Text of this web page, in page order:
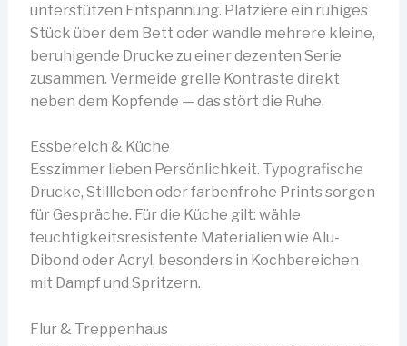
unterstützen Entspannung. Platziere ein ruhiges
Stück über dem Bett oder wandle mehrere kleine,
beruhigende Drucke zu einer dezenten Serie
zusammen. Vermeide grelle Kontraste direkt
neben dem Kopfende — das stört die Ruhe.
Essbereich & Küche
Esszimmer lieben Persönlichkeit. Typografische
Drucke, Stillleben oder farbenfrohe Prints sorgen
für Gespräche. Für die Küche gilt: wähle
feuchtigkeitsresistente Materialien wie Alu-
Dibond oder Acryl, besonders in Kochbereichen
mit Dampf und Spritzern.
Flur & Treppenhaus